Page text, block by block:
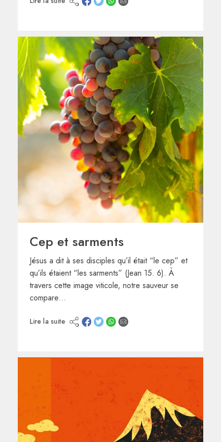
Cep et sarments
Jésus a dit à ses disciples qu’il était “le cep” et
qu’ils étaient “les sarments” (Jean 15. 6). À
travers cette image viticole, notre sauveur se
compare…
Lire la suite